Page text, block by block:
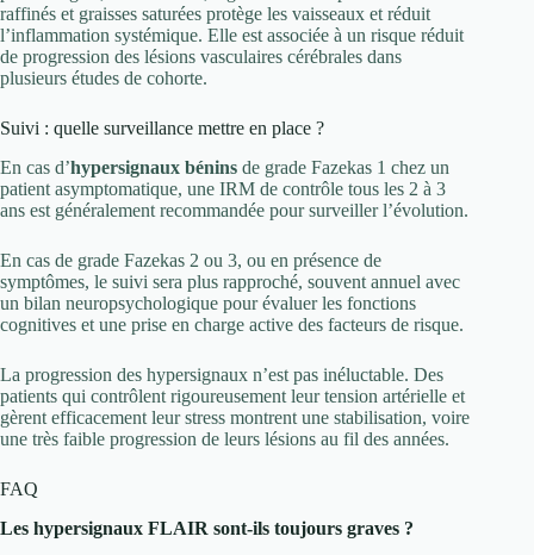
raffinés et graisses saturées protège les vaisseaux et réduit
l’inflammation systémique. Elle est associée à un risque réduit
de progression des lésions vasculaires cérébrales dans
plusieurs études de cohorte.
Suivi : quelle surveillance mettre en place ?
En cas d’hypersignaux bénins de grade Fazekas 1 chez un
patient asymptomatique, une IRM de contrôle tous les 2 à 3
ans est généralement recommandée pour surveiller l’évolution.
En cas de grade Fazekas 2 ou 3, ou en présence de
symptômes, le suivi sera plus rapproché, souvent annuel avec
un bilan neuropsychologique pour évaluer les fonctions
cognitives et une prise en charge active des facteurs de risque.
La progression des hypersignaux n’est pas inéluctable. Des
patients qui contrôlent rigoureusement leur tension artérielle et
gèrent efficacement leur stress montrent une stabilisation, voire
une très faible progression de leurs lésions au fil des années.
FAQ
Les hypersignaux FLAIR sont-ils toujours graves ?